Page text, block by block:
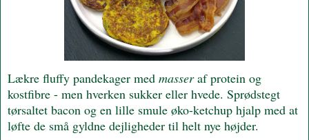
Lækre fluffy pandekager med masseraf protein og
kostfibre - men hverken sukker eller hvede. Sprødstegt
tørsaltet bacon og en lille smule øko-ketchup hjalp med at
løfte de små gyldne dejligheder til helt nye højder.